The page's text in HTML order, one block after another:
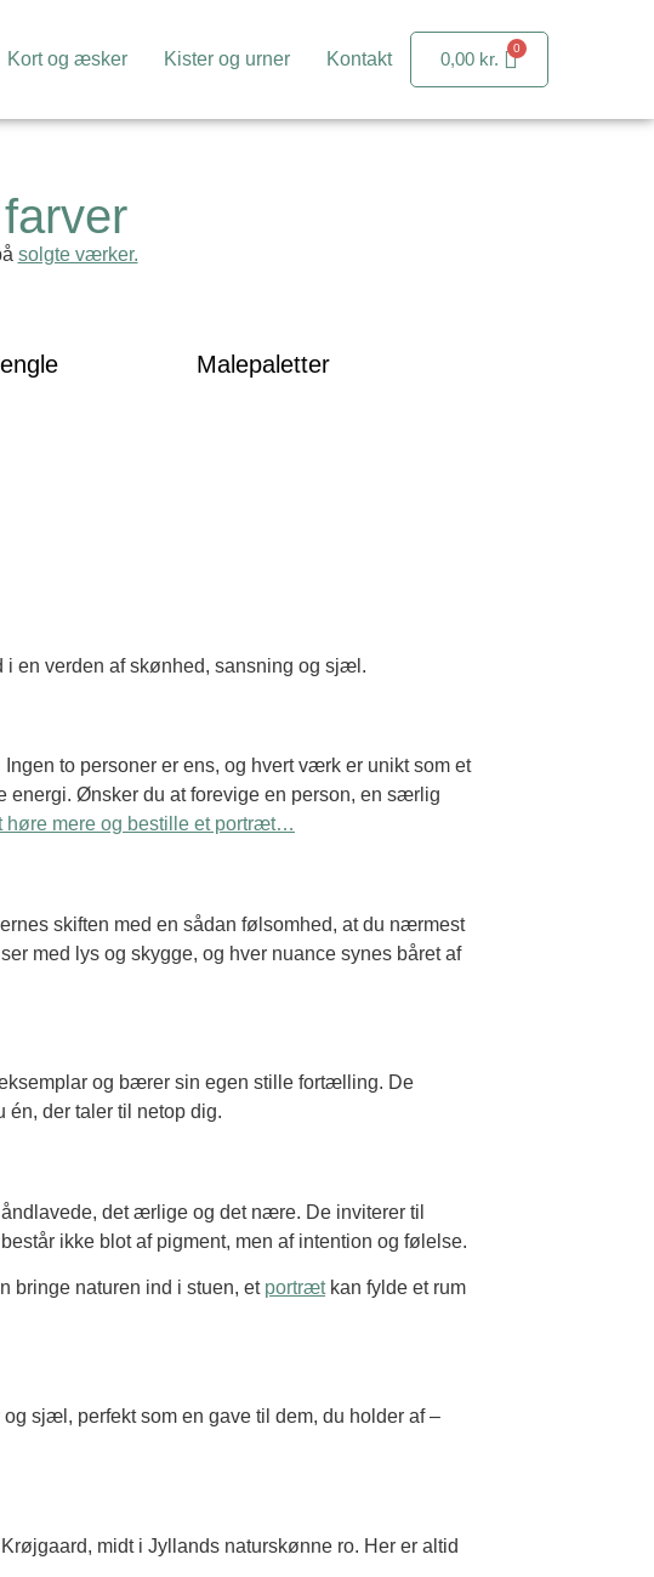
Kort og æsker Kister og urner Kontakt 0,00 kr.
solgte værker.
Malepaletter
i en verden af skønhed, sansning og sjæl.
to personer er ens, og hvert værk er unikt som et
energi. Ønsker du at forevige en person, en særlig
høre mere og bestille et portræt…
skiften med en sådan følsomhed, at du nærmest
med lys og skygge, og hver nuance synes båret af
og bærer sin egen stille fortælling. De
der taler til netop dig.
det ærlige og det nære. De inviterer til
ikke blot af pigment, men af intention og følelse.
bringe naturen ind i stuen, et portrætkan fylde et rum
sjæl, perfekt som en gave til dem, du holder af –
midt i Jyllands naturskønne ro. Her er altid